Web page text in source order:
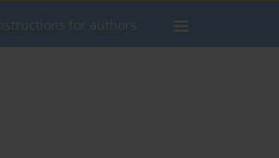
Instructions for authors